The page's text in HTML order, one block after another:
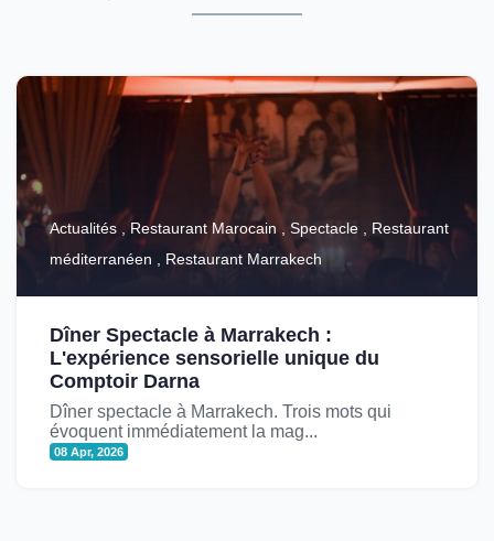
Actualités , Restaurant Marocain , Spectacle , Restaurant
méditerranéen , Restaurant Marrakech
Dîner Spectacle à Marrakech :
L'expérience sensorielle unique du
Comptoir Darna
Dîner spectacle à Marrakech. Trois mots qui
évoquent immédiatement la mag...
08 Apr, 2026